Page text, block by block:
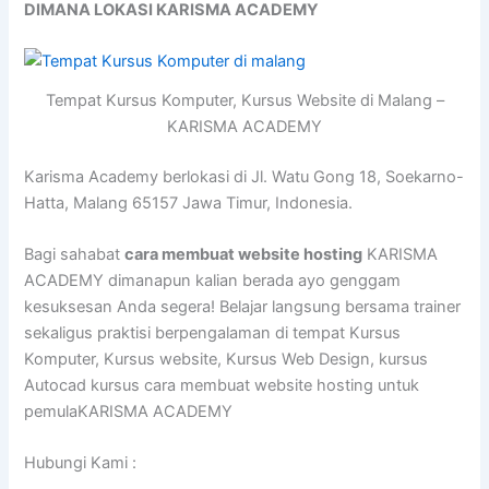
DIMANA LOKASI KARISMA ACADEMY
Tempat Kursus Komputer, Kursus Website di Malang –
KARISMA ACADEMY
Karisma Academy berlokasi di Jl. Watu Gong 18, Soekarno-
Hatta, Malang 65157 Jawa Timur, Indonesia.
Bagi sahabatcara membuat website hosting KARISMA
ACADEMY dimanapun kalian berada ayo genggam
kesuksesan Anda segera! Belajar langsung bersama trainer
sekaligus praktisi berpengalaman di tempat Kursus
Komputer, Kursus website, Kursus Web Design, kursus
Autocad kursus cara membuat website hosting untuk
pemulaKARISMA ACADEMY
Hubungi Kami :